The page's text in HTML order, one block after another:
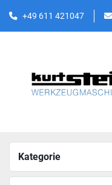
+49 611 421047
Kategorie